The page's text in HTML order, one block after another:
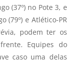
(37º) no Pote 3, e
(79º) e Atlético-PR
podem ter os
Equipes do
caso uma delas